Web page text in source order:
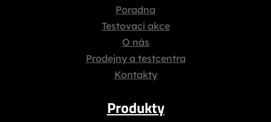
Poradna
Testovací akce
O nás
Prodejny a testcentra
Kontakty
Produkty